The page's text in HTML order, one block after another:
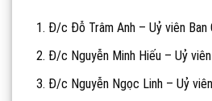
Đ/c Đỗ Trâm Anh – Uỷ viên Ban
Đ/c Nguyễn Minh Hiếu – Uỷ viên
Đ/c Nguyễn Ngọc Linh – Uỷ